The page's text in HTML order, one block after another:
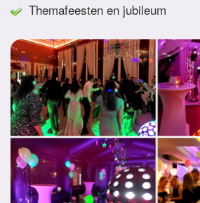
Themafeesten en jubileum